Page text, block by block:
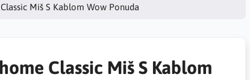
Miš S Kablom Wow Ponuda
Classic Miš S Kablom